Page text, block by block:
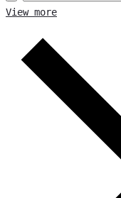
View more